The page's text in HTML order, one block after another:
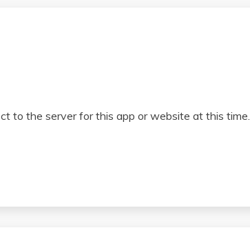
to the server for this app or website at this time.